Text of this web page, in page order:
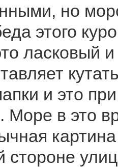
но
этого
ласковый
и это
Море в это
стороне